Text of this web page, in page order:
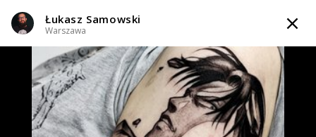
TATTOOARTIST
Łukasz Samowski
Warszawa
Styl tatuażu: Newschool / Graffiti / Cartoon
Łukasz Samowski
Warszawa